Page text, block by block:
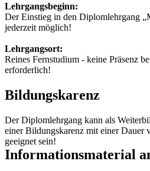
Lehrgangsbeginn:
Der Einstieg in den Diplomlehrgang
jederzeit möglich!
Lehrgangsort:
Reines Fernstudium - keine Präsenz
erforderlich!
Bildungskarenz
Der Diplomlehrgang kann als
einer Bildungskarenz mit einer Dauer
geeignet sein!
Informationsmaterial